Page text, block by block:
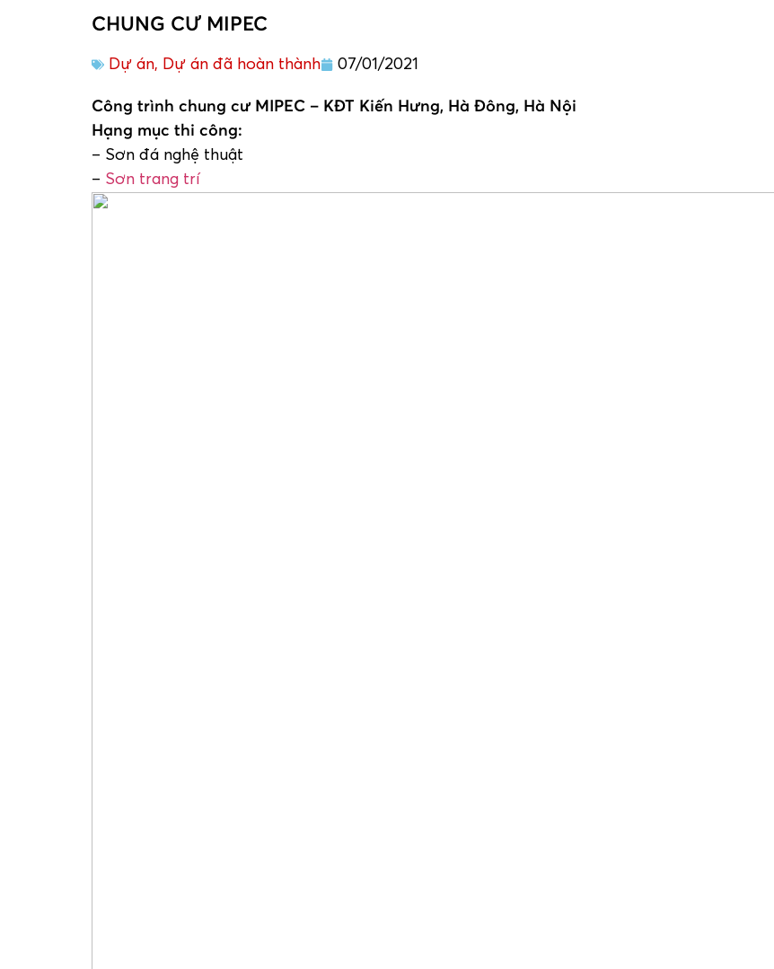
CHUNG CƯ MIPEC
Dự án, Dự án đã hoàn thành 07/01/2021
Công trình chung cư MIPEC – KĐT Kiến Hưng, Hà Đông, Hà Nội
Hạng mục thi công:
– Sơn đá nghệ thuật
– Sơn trang trí